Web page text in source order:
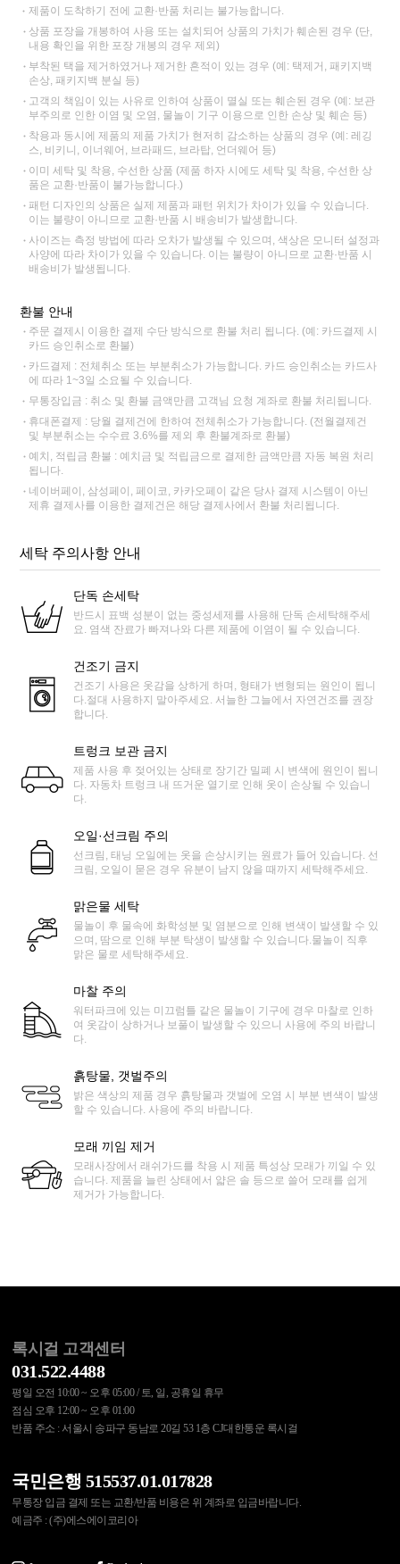
제품이 도착하기 전에 교환·반품 처리는 불가능합니다.
상품 포장을 개봉하여 사용 또는 설치되어 상품의 가치가 훼손된 경우 (단,
내용 확인을 위한 포장 개봉의 경우 제외)
부착된 택을 제거하였거나 제거한 흔적이 있는 경우 (예: 택제거, 패키지백
손상, 패키지백 분실 등)
고객의 책임이 있는 사유로 인하여 상품이 멸실 또는 훼손된 경우 (예: 보관
부주의로 인한 이염 및 오염, 물놀이 기구 이용으로 인한 손상 및 훼손 등)
착용과 동시에 제품의 제품 가치가 현저히 감소하는 상품의 경우 (예: 레깅
스, 비키니, 이너웨어, 브라패드, 브라탑, 언더웨어 등)
이미 세탁 및 착용, 수선한 상품 (제품 하자 시에도 세탁 및 착용, 수선한 상
품은 교환·반품이 불가능합니다.)
패턴 디자인의 상품은 실제 제품과 패턴 위치가 차이가 있을 수 있습니다.
이는 불량이 아니므로 교환·반품 시 배송비가 발생합니다.
사이즈는 측정 방법에 따라 오차가 발생될 수 있으며, 색상은 모니터 설정과
사양에 따라 차이가 있을 수 있습니다. 이는 불량이 아니므로 교환·반품 시
배송비가 발생됩니다.
환불 안내
주문 결제시 이용한 결제 수단 방식으로 환불 처리 됩니다. (예: 카드결제 시
카드 승인취소로 환불)
카드결제 : 전체취소 또는 부분취소가 가능합니다. 카드 승인취소는 카드사
에 따라 1~3일 소요될 수 있습니다.
무통장입금 : 취소 및 환불 금액만큼 고객님 요청 계좌로 환불 처리됩니다.
휴대폰결제 : 당월 결제건에 한하여 전체취소가 가능합니다. (전월결제건
및 부분취소는 수수료 3.6%를 제외 후 환불계좌로 환불)
예치, 적립금 환불 : 예치금 및 적립금으로 결제한 금액만큼 자동 복원 처리
됩니다.
네이버페이, 삼성페이, 페이코, 카카오페이 같은 당사 결제 시스템이 아닌
제휴 결제사를 이용한 결제건은 해당 결제사에서 환불 처리됩니다.
세탁 주의사항 안내
단독 손세탁
반드시 표백 성분이 없는 중성세제를 사용해 단독 손세탁해주세
요. 염색 잔료가 빠져나와 다른 제품에 이염이 될 수 있습니다.
건조기 금지
건조기 사용은 옷감을 상하게 하며, 형태가 변형되는 원인이 됩니
다.절대 사용하지 말아주세요. 서늘한 그늘에서 자연건조를 권장
합니다.
트렁크 보관 금지
제품 사용 후 젖어있는 상태로 장기간 밀폐 시 변색에 원인이 됩니
다. 자동차 트렁크 내 뜨거운 열기로 인해 옷이 손상될 수 있습니
다.
오일·선크림 주의
선크림, 태닝 오일에는 옷을 손상시키는 원료가 들어 있습니다. 선
크림, 오일이 묻은 경우 유분이 남지 않을 때까지 세탁해주세요.
맑은물 세탁
물놀이 후 물속에 화학성분 및 염분으로 인해 변색이 발생할 수 있
으며, 땀으로 인해 부분 탁생이 발생할 수 있습니다.물놀이 직후
맑은 물로 세탁해주세요.
마찰 주의
워터파크에 있는 미끄럼틀 같은 물놀이 기구에 경우 마찰로 인하
여 옷감이 상하거나 보풀이 발생할 수 있으니 사용에 주의 바랍니
다.
흙탕물, 갯벌주의
밝은 색상의 제품 경우 흙탕물과 갯벌에 오염 시 부분 변색이 발생
할 수 있습니다. 사용에 주의 바랍니다.
모래 끼임 제거
모래사장에서 래쉬가드를 착용 시 제품 특성상 모래가 끼일 수 있
습니다. 제품을 늘린 상태에서 얇은 솔 등으로 쓸어 모래를 쉽게
제거가 가능합니다.
록시걸 고객센터
031.522.4488
평일 오전 10:00 ~ 오후 05:00 / 토, 일, 공휴일 휴무
점심 오후 12:00 ~ 오후 01:00
반품 주소 : 서울시 송파구 동남로 20길 53 1층 CJ대한통운 록시걸
국민은행 515537.01.017828
무통장 입금 결제 또는 교환/반품 비용은 위 계좌로 입금바랍니다.
예금주 : (주)에스에이코리아